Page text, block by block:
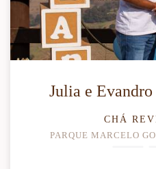
Julia e
CHÁ
PARQUE MARCELO